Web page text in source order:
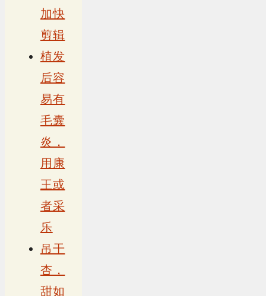
加快
剪辑
植发
后容
易有
毛囊
炎，
用康
王或
者采
乐
吊干
杏，
甜如